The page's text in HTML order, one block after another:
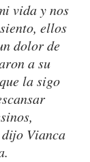
vida y nos
ellos
dolor de
a su
la sigo
Vianca